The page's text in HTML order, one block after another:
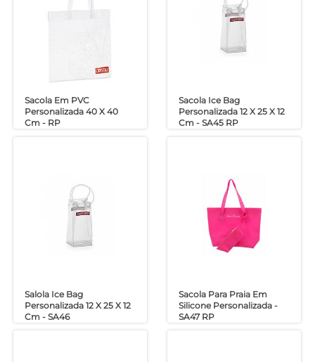
Sacola Em PVC
Personalizada 40 X 40
Cm - RP
Sacola Ice Bag
Personalizada 12 X 25 X 12
Cm - SA45 RP
Salola Ice Bag
Personalizada 12 X 25 X 12
Cm - SA46
Sacola Para Praia Em
Silicone Personalizada -
SA47 RP